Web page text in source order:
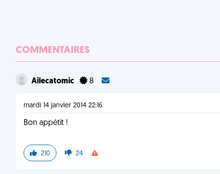
COMMENTAIRES
Ailecatomic 8
mardi 14 janvier 2014 22:16
Bon appétit !
210 24